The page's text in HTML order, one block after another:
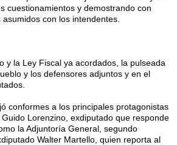
cuestionamientos y demostrando con
con los intendentes.
y la Ley Fiscal ya acordados, la pulseada
y los defensores adjuntos y en el
conformes a los principales protagonistas
Lorenzino, exdiputado que responde
la Adjuntoría General, segundo
Walter Martello, quien reporta al